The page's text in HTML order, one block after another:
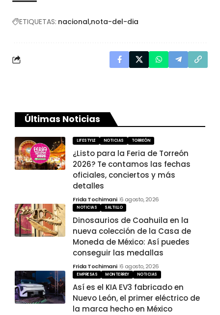
ETIQUETAS: nacional nota-del-dia
Últimas Noticias
LIFESTYLE NOTICIAS TORREÓN
¿Listo para la Feria de Torreón
2026? Te contamos las fechas
oficiales, conciertos y más
detalles
Frida Tochimani 6 agosto, 2026
NOTICIAS SALTILLO
Dinosaurios de Coahuila en la
nueva colección de la Casa de
Moneda de México: Así puedes
conseguir las medallas
Frida Tochimani 6 agosto, 2026
EMPRESAS MONTERREY NOTICIAS
Así es el KIA EV3 fabricado en
Nuevo León, el primer eléctrico de
la marca hecho en México